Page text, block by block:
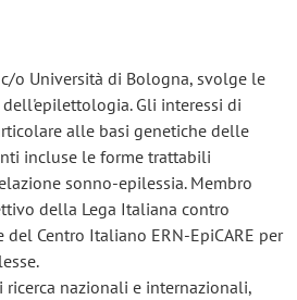
c/o Università di Bologna, svolge le
Gli interessi di
alle basi genetiche delle
incluse le forme trattabili
sonno-epilessia. Membro
della Lega Italiana contro
del Centro Italiano ERN-EpiCARE per
nazionali e internazionali,